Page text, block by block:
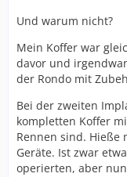
Und warum nicht?
Mein Koffer war
davor und
der Rondo mit
Bei der zweiten
kompletten Koffer
Rennen sind. Hieße
Geräte. Ist zwar
operierten, aber